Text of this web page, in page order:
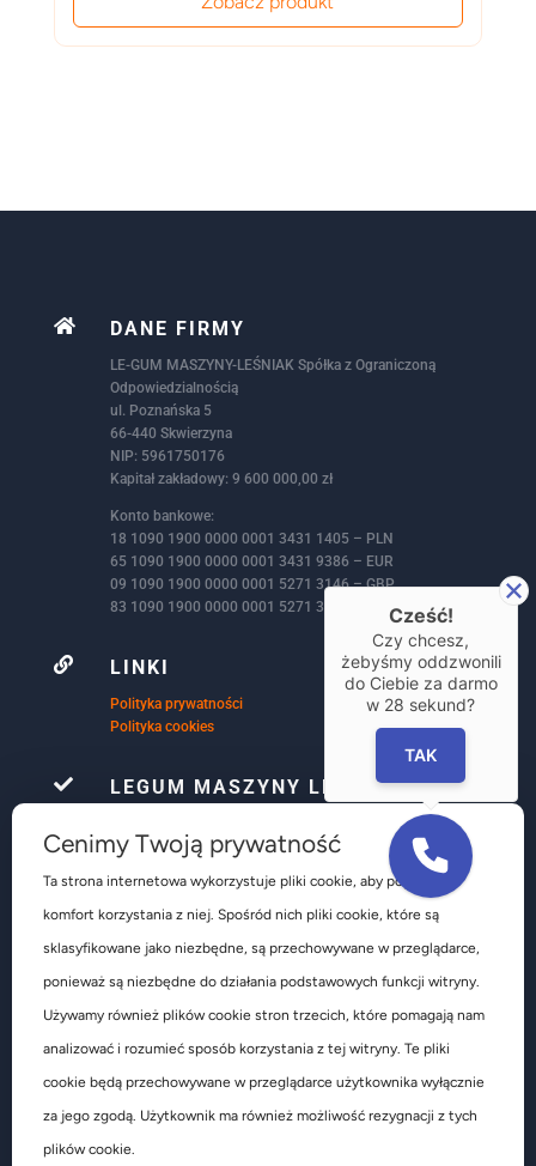
wynosiła:
5,500.00 zł.
wynosi:
4,300.00 zł.
 DANE FIRMY
LE-GUM MASZYNY-LEŚNIAK Spółka z Ograniczoną
Odpowiedzialnością
ul. Poznańska 5
66-440 Skwierzyna
NIP: 5961750176
Kapitał zakładowy: 9 600 000,00 zł
Konto bankowe:
18 1090 1900 0000 0001 3431 1405 – PLN
65 1090 1900 0000 0001 3431 9386 – EUR
09 1090 1900 0000 0001 5271 3146 – GBP
83 1090 1900 0000 0001 5271 3172 – USD
 LINKI
Polityka prywatności
Polityka cookies
 LEGUM MASZYNY LEŚNIAK
kompleksowym wyposażeniem warsztatów
samochodowych głównie w obsłudze ogumienia są to
głównie urządzenia do obsługi kół osobowych
dostawczych ciężarowych autobusów pojazdów
Cenimy Twoją prywatność
Ta strona internetowa wykorzystuje pliki cookie, aby poprawić
komfort korzystania z niej. Spośród nich pliki cookie, które są
sklasyfikowane jako niezbędne, są przechowywane w przeglądarce,
ponieważ są niezbędne do działania podstawowych funkcji witryny.
Używamy również plików cookie stron trzecich, które pomagają nam
analizować i rozumieć sposób korzystania z tej witryny. Te pliki
cookie będą przechowywane w przeglądarce użytkownika wyłącznie
za jego zgodą. Użytkownik ma również możliwość rezygnacji z tych
plików cookie.
Cześć!
Czy chcesz,
żebyśmy oddzwonili
do Ciebie za darmo
w 28 sekund?
TAK